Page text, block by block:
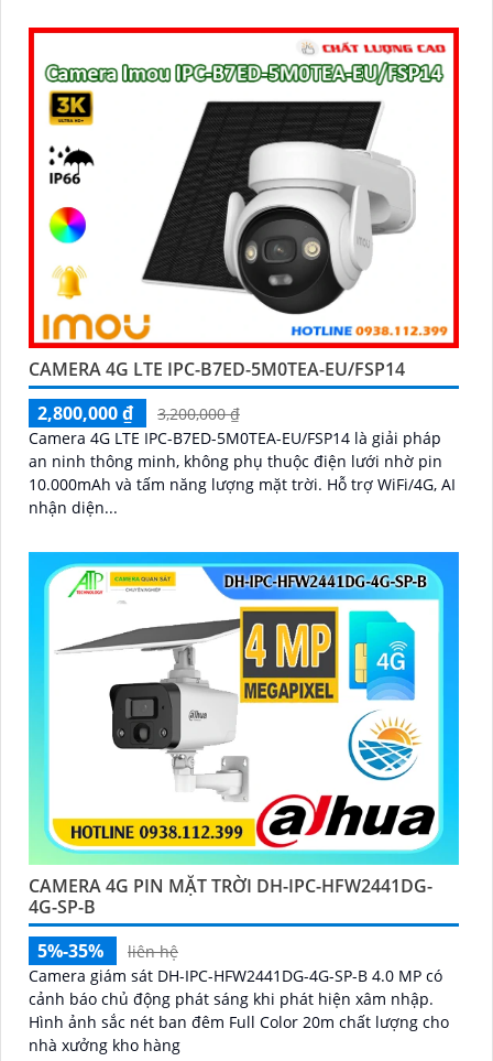
CAMERA 4G LTE IPC-B7ED-5M0TEA-EU/FSP14
2,800,000 ₫
3,200,000 ₫
Camera 4G LTE IPC-B7ED-5M0TEA-EU/FSP14 là giải pháp
an ninh thông minh, không phụ thuộc điện lưới nhờ pin
10.000mAh và tấm năng lượng mặt trời. Hỗ trợ WiFi/4G, AI
nhận diện...
CAMERA 4G PIN MẶT TRỜI DH-IPC-HFW2441DG-
4G-SP-B
5%-35%
liên hệ
Camera giám sát DH-IPC-HFW2441DG-4G-SP-B 4.0 MP có
cảnh báo chủ động phát sáng khi phát hiện xâm nhập.
Hình ảnh sắc nét ban đêm Full Color 20m chất lượng cho
nhà xưởng kho hàng